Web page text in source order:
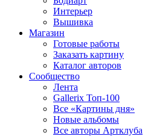
Интерьер
Вышивка
Магазин
Готовые работы
Заказать картину
Каталог авторов
Сообщество
Лента
Gallerix Топ-100
Все «Картины дня»
Новые альбомы
Все авторы Артклуба